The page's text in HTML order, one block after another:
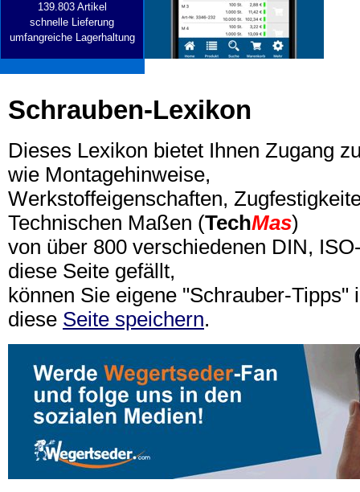
139.803 Artikel
schnelle Lieferung
umfangreiche Lagerhaltung
Schrauben-Lexikon
Dieses Lexikon bietet Ihnen Zugang
wie Montagehinweise,
Werkstoffeigenschaften,
Technischen Maßen (TechMas)
von über 800 verschiedenen DIN,
diese Seite gefällt,
können Sie eigene "Schrauber-Tipps"
diese Seite speichern.